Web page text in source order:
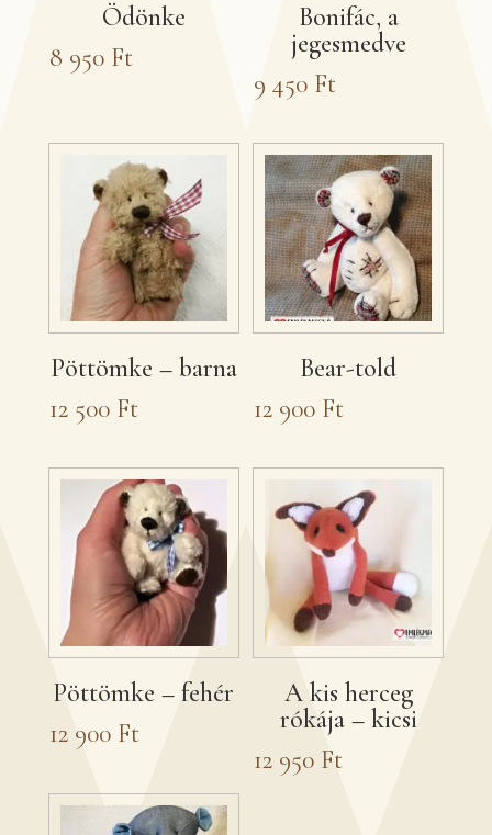
Ödönke
8 950 Ft
Bonifác, a
jegesmedve
9 450 Ft
Pöttömke – barna
12 500 Ft
Bear-told
12 900 Ft
Pöttömke – fehér
12 900 Ft
A kis herceg
rókája – kicsi
12 950 Ft